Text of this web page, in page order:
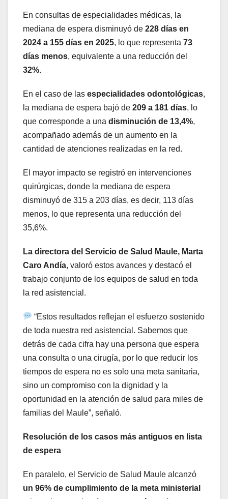
En consultas de especialidades médicas, la
mediana de espera disminuyó de 228 días en
2024 a 155 días en 2025, lo que representa 73
días menos, equivalente a una reducción del
32%.
En el caso de las especialidades odontológicas,
la mediana de espera bajó de 209 a 181 días, lo
que corresponde a una disminución de 13,4%,
acompañado además de un aumento en la
cantidad de atenciones realizadas en la red.
El mayor impacto se registró en intervenciones
quirúrgicas, donde la mediana de espera
disminuyó de 315 a 203 días, es decir, 113 días
menos, lo que representa una reducción del
35,6%.
La directora del Servicio de Salud Maule, Marta
Caro Andía, valoró estos avances y destacó el
trabajo conjunto de los equipos de salud en toda
la red asistencial.
“Estos resultados reflejan el esfuerzo sostenido
de toda nuestra red asistencial. Sabemos que
detrás de cada cifra hay una persona que espera
una consulta o una cirugía, por lo que reducir los
tiempos de espera no es solo una meta sanitaria,
sino un compromiso con la dignidad y la
oportunidad en la atención de salud para miles de
familias del Maule”, señaló.
Resolución de los casos más antiguos en lista
de espera
En paralelo, el Servicio de Salud Maule alcanzó
un 96% de cumplimiento de la meta ministerial